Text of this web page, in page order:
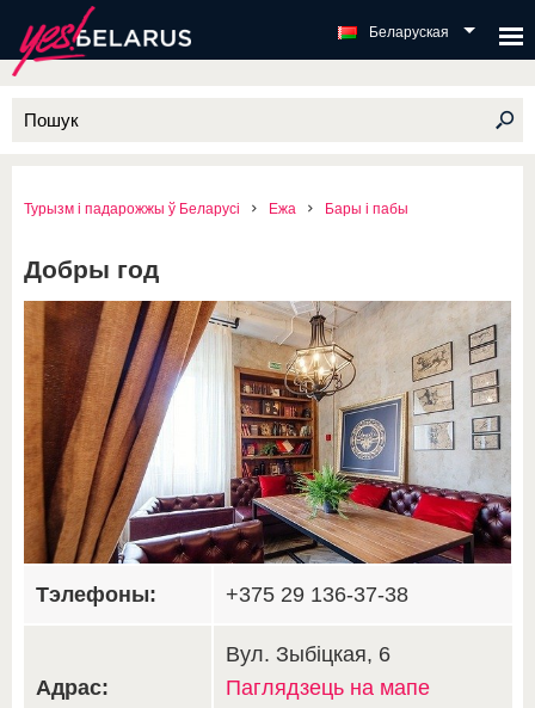
Беларуская
Турызм і падарожжы ў Беларусі Ежа Бары і пабы
Добры год
Тэлефоны: +375 29 136-37-38
Адрас:
Вул. Зыбіцкая, 6
Паглядзець на мапе